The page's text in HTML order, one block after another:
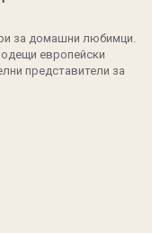
за домашни любимци.
европейски
представители за